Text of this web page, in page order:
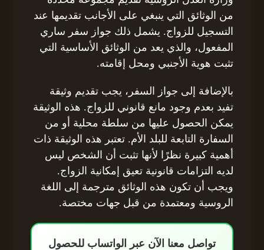
من الوثائق التي ينبغي على الأجانب تقديمها عند
التسجيل للزواج. يشمل ذلك جواز سفر ساري
المفعول، والذي يعد من الوثائق الأساسية التي
تثبت هوية الأجنبي ومحل إقامته.
بالإضافة إلى جواز السفر، يجب تقديم وثيقة
تفيد بعدم وجود مانع قانوني للزواج. هذه الوثيقة
يمكن الحصول عليها من سلطة محلية أو من
السفارة التابعة للبلد الأم. تعتبر هذه الوثيقة ذات
أهمية كبيرة نظرًا لأنها تثبت أن الشخص ليس
لديه التزامات قانونية تعيق إمكانية الزواج.
ويجب أن تكون هذه الوثائق مترجمة إلى اللغة
الروسية ومعتمدة من قبل جهات مختصة.
تواصل معنا الآن عبر الواتساب للحصول